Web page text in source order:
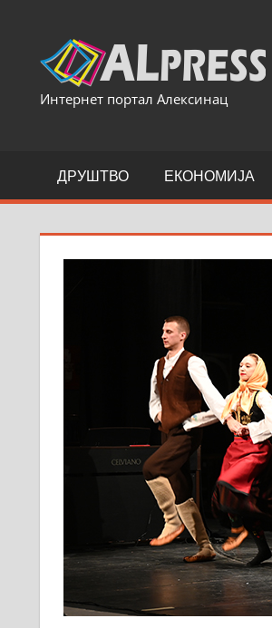
content
Интернет портал Алексинац
ДРУШТВО ЕКОНОМИЈА